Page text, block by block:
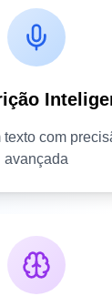
com
avançada